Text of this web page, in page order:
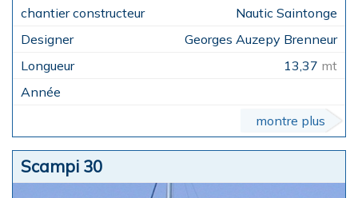
Nautic Saintonge
Georges Auzepy Brenneur
13,37 mt
montre plus
Scampi 30